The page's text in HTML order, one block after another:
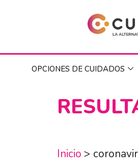
OPCIONES DE CUIDADOS
Inicio >